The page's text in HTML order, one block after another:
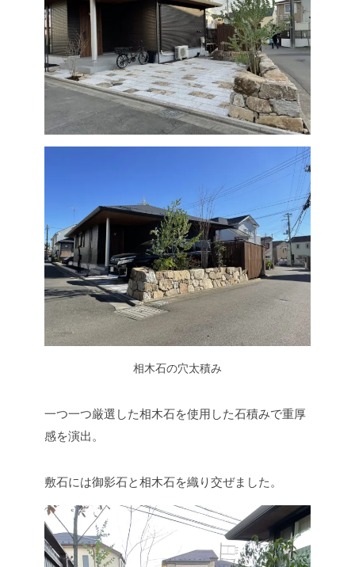
相木石の穴太積み
一つ一つ厳選した相木石を使用した石積みで重厚
感を演出。
敷石には御影石と相木石を織り交ぜました。